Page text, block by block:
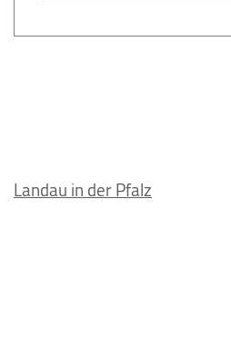
Landau in der Pfalz